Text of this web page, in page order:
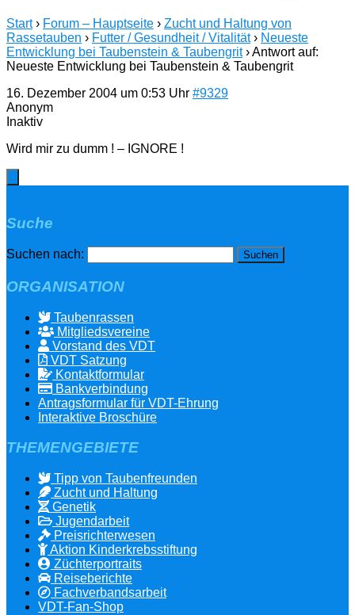
Start › Forum – Hauptseite › Zucht und Haltung von
Rassetauben › Futter / Gesundheit / Vitalität › Neueste
Entwicklung bei Taubenstein & Taubengrit ›Antwort auf:
Neueste Entwicklung bei Taubenstein & Taubengrit
16. Dezember 2004 um 0:53 Uhr #9329
Anonym
Inaktiv
Wird mir zu dumm ! – IGNORE !
Suche
Suchen nach:
ORGANISATION
Taubenrassen
Mitgliedsvereine
Vorstand des VDT
VDT Satzung
Kontaktformular
Bankverbindung
Antragsformular für VDT-Ehrung
Interaktive Broschüre
THEMENGEBIETE
Tipp von Taubenfreunden
Zucht und Haltung
Genetik
Jugendarbeit
Preisrichterwesen
Aktion Kinderkrebsstiftung
Züchterportraits
Reiseberichte
Fachverbandsarbeit
VDT-Fan-Shop